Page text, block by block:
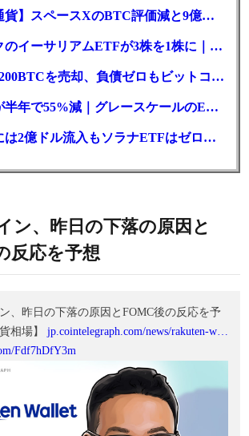
【今日の仮想通貨】スペースXのBTC評価減と9億株の解禁。208億円相当のBTCが盗難
ブラックロックのイーサリアムETFが3株を1株に｜年初来37%安
半導体企業が1200BTCを売却、負債ゼロもビットコイン戦略は後退
リップル保有が半年で55%減｜グレースケールのETF、純資産1.6億ドル減
ビットコインには2億ドル流入もソラナETFはゼロ｜5営業日連続で停止
ン、昨日の下落の原因と
反応を予想
、昨日の下落の原因とFOMC後の反応を予
相場】 jp.cointelegraph.com/news/rakuten-w…
Fdf7hDfY3m